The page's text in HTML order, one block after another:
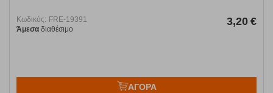
Κωδικός: FRE-19391
Άμεσα διαθέσιμο
3,20 €
ΑΓΟΡΑ